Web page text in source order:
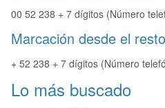
00 52 238 + 7 dígitos (Número
Marcación desde el
+ 52 238 + 7 dígitos (Número
Lo más buscado